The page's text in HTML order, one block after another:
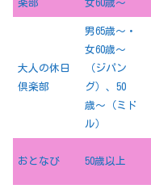
楽部 女60歳〜
大人の休日
倶楽部
男65歳〜・
女60歳〜
（ジパン
グ）、50
歳〜（ミド
ル）
おとなび 50歳以上